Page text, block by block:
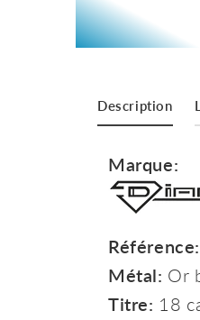
Description
Marque:
Référence:
Métal: Or
Titre: 18